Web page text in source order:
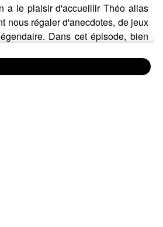
a le plaisir d'accueillir Théo alias
nous régaler d'anecdotes, de jeux
Dans cet épisode, bien
de Théo, de dessin, d'animation,
travaillé, de ses nombreux projets
d'autres trucs comme de nos